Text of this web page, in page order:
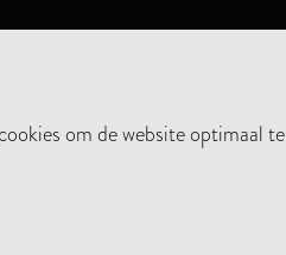
om de website optimaal